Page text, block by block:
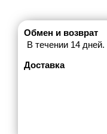
Обмен и возврат
В течении 14 дней.
Доставка